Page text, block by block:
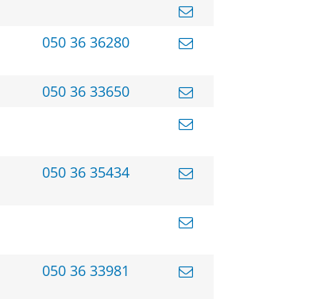
050 36 36280
050 36 33650
050 36 35434
050 36 33981